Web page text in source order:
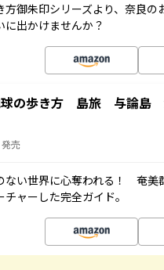
方御朱印シリーズより、奈良
に出かけませんか？
の歩き方 島旅 与論島
売
ない世界に心奪われる！ 奄美
チャーした完全ガイド。